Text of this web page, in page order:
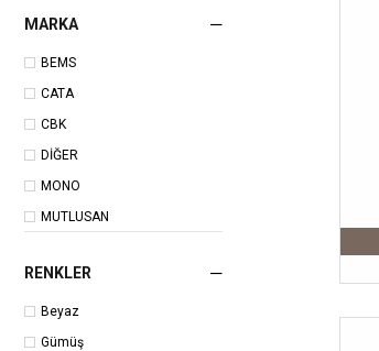
MARKA
BEMS
CATA
CBK
DİĞER
MONO
MUTLUSAN
RENKLER
Beyaz
Gümüş